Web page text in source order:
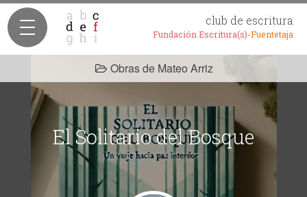
club de escritura
Fundación Escritura(s)-Fuentetaja
Obras de Mateo Arriz
El Solitario del Bosque